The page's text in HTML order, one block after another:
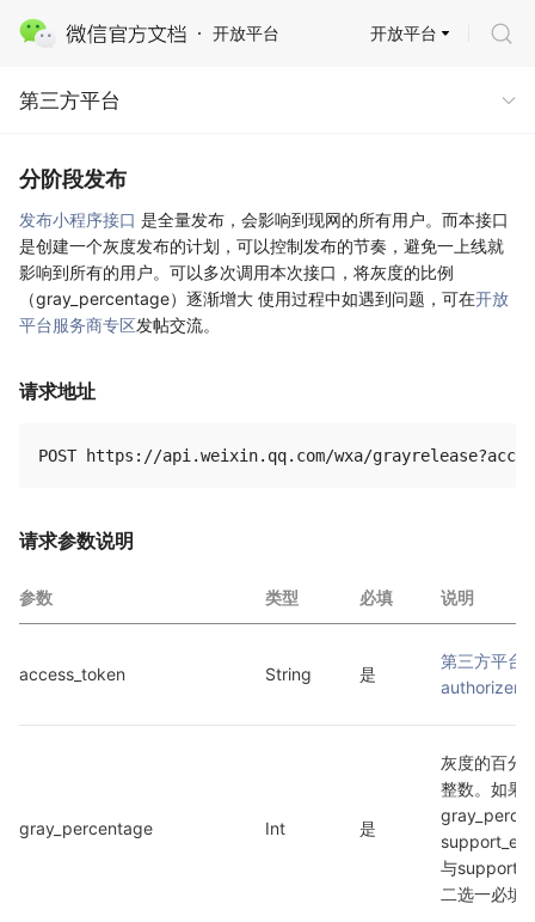
开放平台
第三方平台
开放平台
第三方平台
分阶段发布
发布小程序接口 是全量发布，会影响到现网的所有用户。而本接口
是创建一个灰度发布的计划，可以控制发布的节奏，避免一上线就
影响到所有的用户。可以多次调用本次接口，将灰度的比例
（gray_percentage）逐渐增大 使用过程中如遇到问题，可在开放
平台服务商专区发帖交流。
请求地址
请求参数说明
参数 类型 必填 说明
access_token String 是
第三方平台
gray_percentage Int 是
灰度的百分
整数。如果
与
二选一必填